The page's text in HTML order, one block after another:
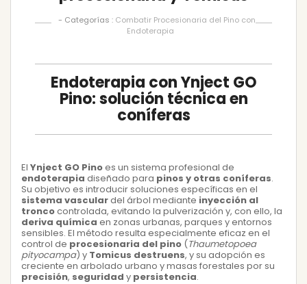
- Categorías : Combatir Procesionaria del Pino con
Endoterapia
Endoterapia con Ynject GO
Pino: solución técnica en
coníferas
El Ynject GO Pinoes un sistema profesional de
endoterapia diseñado para pinos y otras coníferas.
Su objetivo es introducir soluciones específicas en el
sistema vasculardel árbol mediante inyección al
troncocontrolada, evitando la pulverización y, con ello, la
deriva química en zonas urbanas, parques y entornos
sensibles. El método resulta especialmente eficaz en el
control de procesionaria del pino (Thaumetopoea
pityocampa) y Tomicus destruens, y su adopción es
creciente en arbolado urbano y masas forestales por su
precisión, seguridad y persistencia.